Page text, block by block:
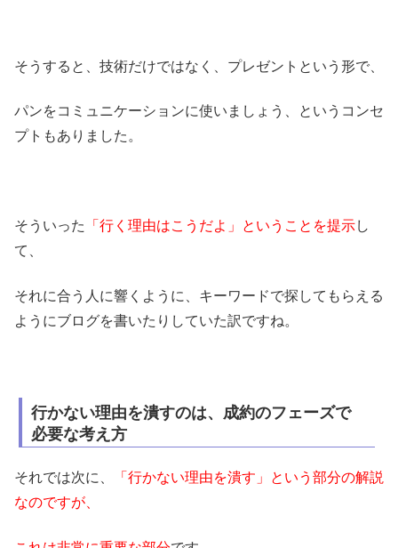
そうすると、技術だけではなく、プレゼントという形で、
パンをコミュニケーションに使いましょう、というコンセ
プトもありました。
そういった 「行く理由はこうだよ」ということを提示し
て、
それに合う人に響くように、キーワードで探してもらえる
ようにブログを書いたりしていた訳ですね。
行かない理由を潰すのは、成約のフェーズで
必要な考え方
それでは次に、
「行かない理由を潰す」という部分の解説
なのですが、